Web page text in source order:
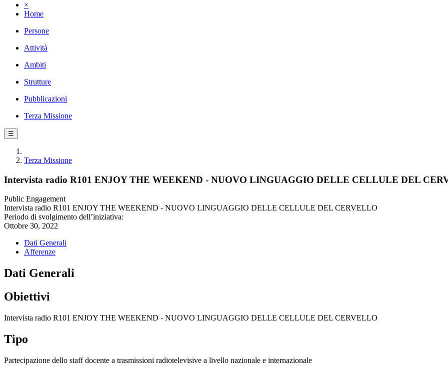
×
Home
Persone
Attività
Ambiti
Strutture
Pubblicazioni
Terza Missione
☰
Terza Missione
Intervista radio R101 ENJOY THE WEEKEND - NUOVO LINGUAGGIO DELLE CELLULE DEL
Public Engagement
Intervista radio R101 ENJOY THE WEEKEND - NUOVO LINGUAGGIO DELLE CELLULE DEL CERVELLO
Periodo di svolgimento dell’iniziativa:
Ottobre 30, 2022
Dati Generali
Afferenze
Dati Generali
Obiettivi
Intervista radio R101 ENJOY THE WEEKEND - NUOVO LINGUAGGIO DELLE CELLULE DEL CERVELLO
Tipo
Partecipazione dello staff docente a trasmissioni radiotelevisive a livello nazionale e internazionale